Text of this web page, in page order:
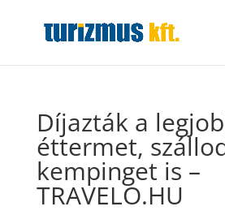
Díjazták a
éttermet,
kempinget is –
TRAVELO.HU